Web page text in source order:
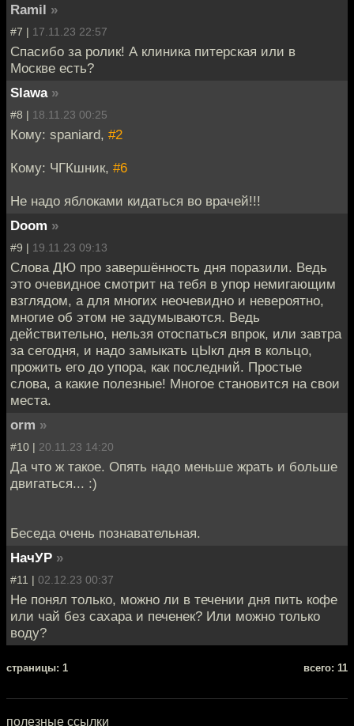
Ramil »
#7 | 17.11.23 22:57
Спасибо за ролик! А клиника питерская или в
Москве есть?
Slawa »
#8 | 18.11.23 00:25
Кому: spaniard, #2
Кому: ЧГКшник, #6
Не надо яблоками кидаться во врачей!!!
Doom »
#9 | 19.11.23 09:13
Слова ДЮ про завершённость дня поразили. Ведь
это очевидное смотрит на тебя в упор немигающим
взглядом, а для многих неочевидно и невероятно,
многие об этом не задумываются. Ведь
действительно, нельзя отоспаться впрок, или завтра
за сегодня, и надо замыкать цЫкл дня в кольцо,
прожить его до упора, как последний. Простые
слова, а какие полезные! Многое становится на свои
места.
orm »
#10 | 20.11.23 14:20
Да что ж такое. Опять надо меньше жрать и больше
двигаться... :)
Беседа очень познавательная.
НачУР »
#11 | 02.12.23 00:37
Не понял только, можно ли в течении дня пить кофе
или чай без сахара и печенек? Или можно только
воду?
cтраницы: 1 всего: 11
полезные ссылки